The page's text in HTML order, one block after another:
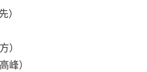
）
）
峰）